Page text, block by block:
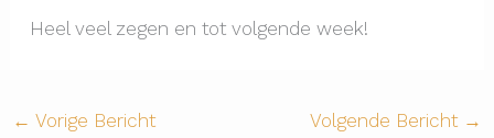
Heel veel zegen en tot volgende week!
← Vorige Bericht Volgende Bericht →